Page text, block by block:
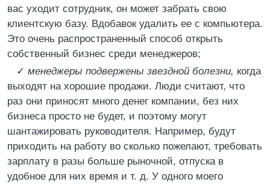
вас уходит сотрудник, он может забрать свою
клиентскую базу. Вдобавок удалить ее с компьютера.
Это очень распространенный способ открыть
собственный бизнес среди менеджеров;
✓ менеджеры подвержены звездной болезни, когда
выходят на хорошие продажи. Люди считают, что
раз они приносят много денег компании, без них
бизнеса просто не будет, и поэтому могут
шантажировать руководителя. Например, будут
приходить на работу во сколько пожелают, требовать
зарплату в разы больше рыночной, отпуска в
удобное для них время и т. д. У одного моего